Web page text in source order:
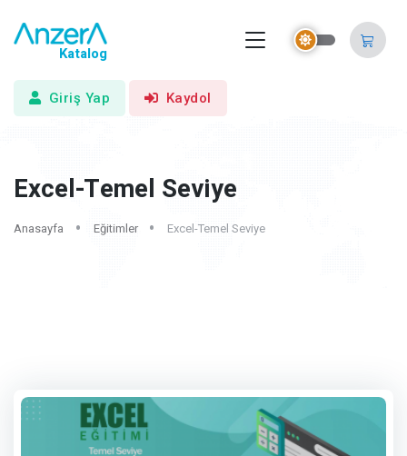
Katalog
Giriş Yap Kaydol
Excel-Temel Seviye
Anasayfa Eğitimler Excel-Temel Seviye